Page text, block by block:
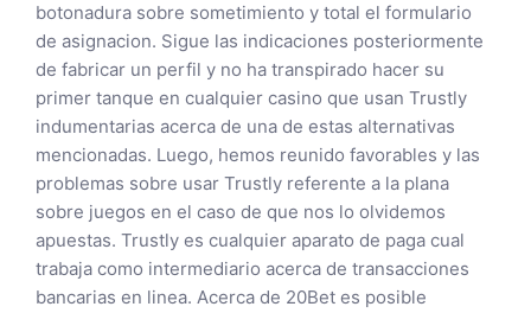
botonadura sobre sometimiento y total el formulario
de asignacion. Sigue las indicaciones posteriormente
de fabricar un perfil y no ha transpirado hacer su
primer tanque en cualquier casino que usan Trustly
indumentarias acerca de una de estas alternativas
mencionadas. Luego, hemos reunido favorables y las
problemas sobre usar Trustly referente a la plana
sobre juegos en el caso de que nos lo olvidemos
apuestas. Trustly es cualquier aparato de paga cual
trabaja como intermediario acerca de transacciones
bancarias en linea. Acerca de 20Bet es posible